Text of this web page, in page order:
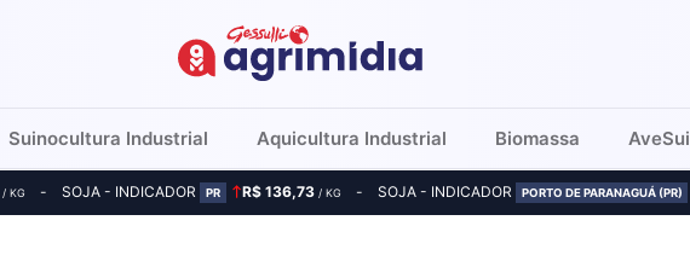
Suinocultura Industrial Aquicultura Industrial Biomassa AveSui
/ KG SOJA - INDICADOR PR R$ 136,73/ KG SOJA - INDICADOR PORTO DE PARANAGUÁ (PR)